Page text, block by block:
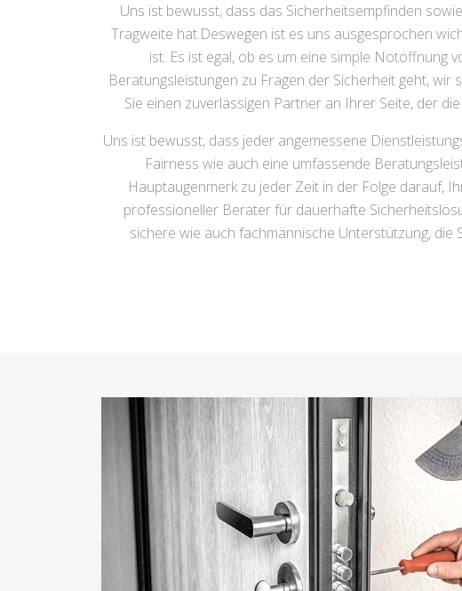
Uns ist bewusst, dass das Sicherheitsempfinden
Tragweite hat.Deswegen ist es uns ausgesprochen
ist. Es ist egal, ob es um eine simple
Beratungsleistungen zu Fragen der Sicherheit geht,
Sie einen zuverlässigen Partner an Ihrer Seite, der
Uns ist bewusst, dass jeder angemessene
Fairness wie auch eine umfassende
Hauptaugenmerk zu jeder Zeit in der Folge darauf,
professioneller Berater für dauerhafte
sichere wie auch fachmännische Unterstützung,